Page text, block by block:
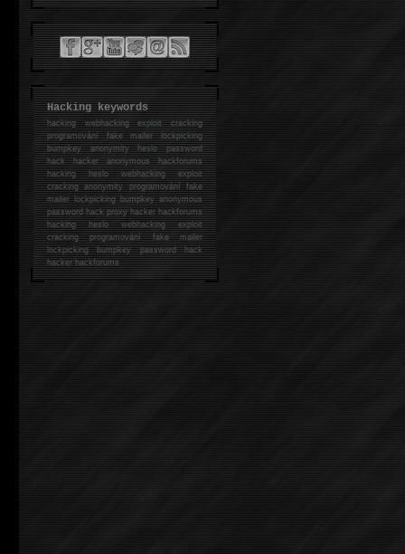
Hacking keywords
hackingwebhacking exploit cracking
programování fake mailer lockpicking
bumpkey anonymity heslo password
hackhacker anonymous hackforums
hackingheslo webhacking exploit
cracking anonymity programování fake
mailer lockpicking bumpkey anonymous
password hack proxy hacker hackforums
hacking heslo webhacking exploit
cracking programování fake mailer
lockpicking bumpkey password hack
hackerhackforums